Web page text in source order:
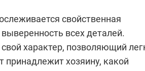
свойственная
всех деталей.
характер, позволяющий
принадлежит хозяину, какой